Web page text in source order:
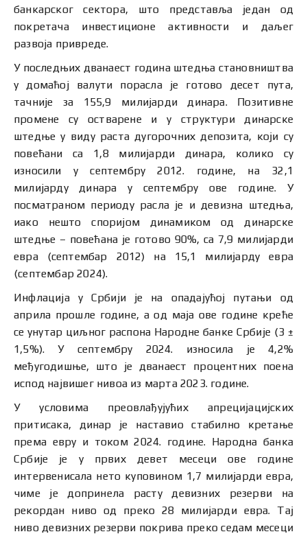
банкарског сектора, што представља један од
покретача инвестиционе активности и даљег
развоја привреде.
У последњих дванаест година штедња становништва
у домаћој валути порасла је готово десет пута,
тачније за 155,9 милијарди динара. Позитивне
промене су остварене и у структури динарске
штедње у виду раста дугорочних депозита, који су
повећани са 1,8 милијарди динара, колико су
износили у септембру 2012. године, на 32,1
милијарду динара у септембру ове године. У
посматраном периоду расла је и девизна штедња,
иако нешто споријом динамиком од динарске
штедње – повећана је готово 90%, са 7,9 милијарди
евра (септембар 2012) на 15,1 милијарду евра
(септембар 2024).
Инфлација у Србији је на опадајућој путањи од
априла прошле године, а од маја ове године креће
се унутар циљног распона Народне банке Србије (3 ±
1,5%). У септембру 2024. износила је 4,2%
међугодишње, што је дванаест процентних поена
испод највишег нивоа из марта 2023. године.
У условима преовлађујућих апрецијацијских
притисака, динар је наставио стабилно кретање
према евру и током 2024. године. Народна банка
Србије је у првих девет месеци ове године
интервенисала нето куповином 1,7 милијарди евра,
чиме је допринела расту девизних резерви на
рекордан ниво од преко 28 милијарди евра. Тај
ниво девизних резерви покрива преко седам месеци